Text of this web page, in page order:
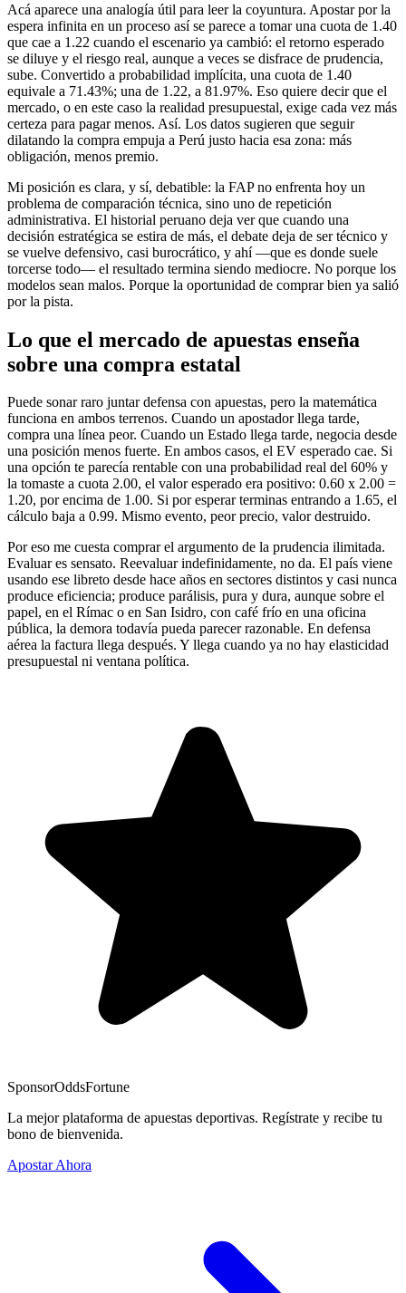
Acá aparece una analogía útil para leer la coyuntura. Apostar por la
espera infinita en un proceso así se parece a tomar una cuota de 1.40
que cae a 1.22 cuando el escenario ya cambió: el retorno esperado
se diluye y el riesgo real, aunque a veces se disfrace de prudencia,
sube. Convertido a probabilidad implícita, una cuota de 1.40
equivale a 71.43%; una de 1.22, a 81.97%. Eso quiere decir que el
mercado, o en este caso la realidad presupuestal, exige cada vez más
certeza para pagar menos. Así. Los datos sugieren que seguir
dilatando la compra empuja a Perú justo hacia esa zona: más
obligación, menos premio.
Mi posición es clara, y sí, debatible: la FAP no enfrenta hoy un
problema de comparación técnica, sino uno de repetición
administrativa. El historial peruano deja ver que cuando una
decisión estratégica se estira de más, el debate deja de ser técnico y
se vuelve defensivo, casi burocrático, y ahí —que es donde suele
torcerse todo— el resultado termina siendo mediocre. No porque los
modelos sean malos. Porque la oportunidad de comprar bien ya salió
por la pista.
Lo que el mercado de apuestas enseña
sobre una compra estatal
Puede sonar raro juntar defensa con apuestas, pero la matemática
funciona en ambos terrenos. Cuando un apostador llega tarde,
compra una línea peor. Cuando un Estado llega tarde, negocia desde
una posición menos fuerte. En ambos casos, el EV esperado cae. Si
una opción te parecía rentable con una probabilidad real del 60% y
la tomaste a cuota 2.00, el valor esperado era positivo: 0.60 x 2.00 =
1.20, por encima de 1.00. Si por esperar terminas entrando a 1.65, el
cálculo baja a 0.99. Mismo evento, peor precio, valor destruido.
Por eso me cuesta comprar el argumento de la prudencia ilimitada.
Evaluar es sensato. Reevaluar indefinidamente, no da. El país viene
usando ese libreto desde hace años en sectores distintos y casi nunca
produce eficiencia; produce parálisis, pura y dura, aunque sobre el
papel, en el Rímac o en San Isidro, con café frío en una oficina
pública, la demora todavía pueda parecer razonable. En defensa
aérea la factura llega después. Y llega cuando ya no hay elasticidad
presupuestal ni ventana política.
SponsorOddsFortune
La mejor plataforma de apuestas deportivas. Regístrate y recibe tu
bono de bienvenida.
Apostar Ahora